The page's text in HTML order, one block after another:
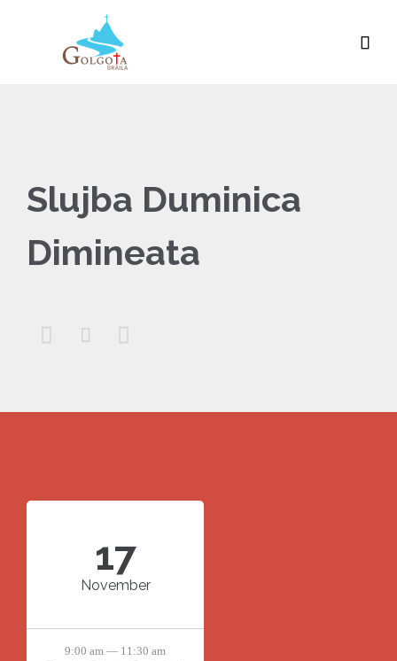

Slujba Duminica
Dimineata
  
17
November
9:00 am — 11:30 am